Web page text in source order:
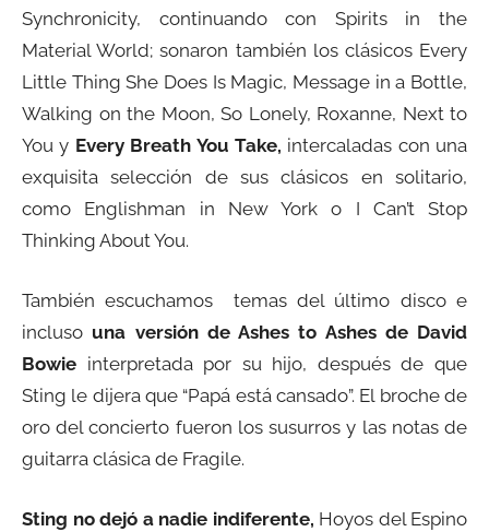
Synchronicity, continuando con Spirits in the
Material World; sonaron también los clásicos Every
Little Thing She Does Is Magic, Message in a Bottle,
Walking on the Moon, So Lonely, Roxanne, Next to
You y Every Breath You Take, intercaladas con una
exquisita selección de sus clásicos en solitario,
como Englishman in New York o I Can’t Stop
Thinking About You.
También escuchamos temas del último disco e
incluso una versión de Ashes to Ashes de David
Bowie interpretada por su hijo, después de que
Sting le dijera que “Papá está cansado”. El broche de
oro del concierto fueron los susurros y las notas de
guitarra clásica de Fragile.
Sting no dejó a nadie indiferente, Hoyos del Espino